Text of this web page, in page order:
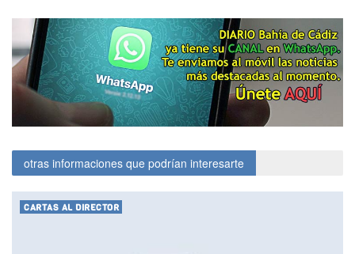
otras informaciones que podrían interesarte
CARTAS AL DIRECTOR